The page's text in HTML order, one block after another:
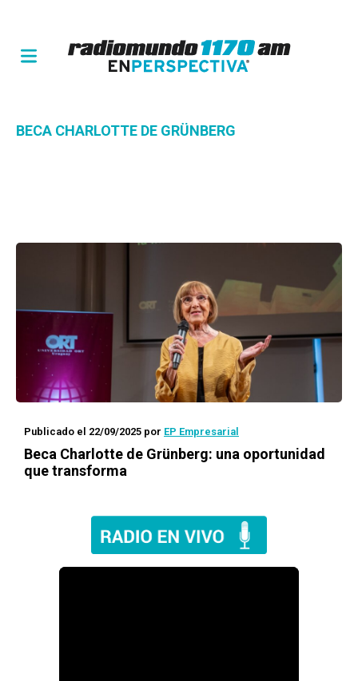
BECA CHARLOTTE DE GRÜNBERG
Publicado el 22/09/2025 por EP Empresarial
Beca Charlotte de Grünberg: una oportunidad
que transforma